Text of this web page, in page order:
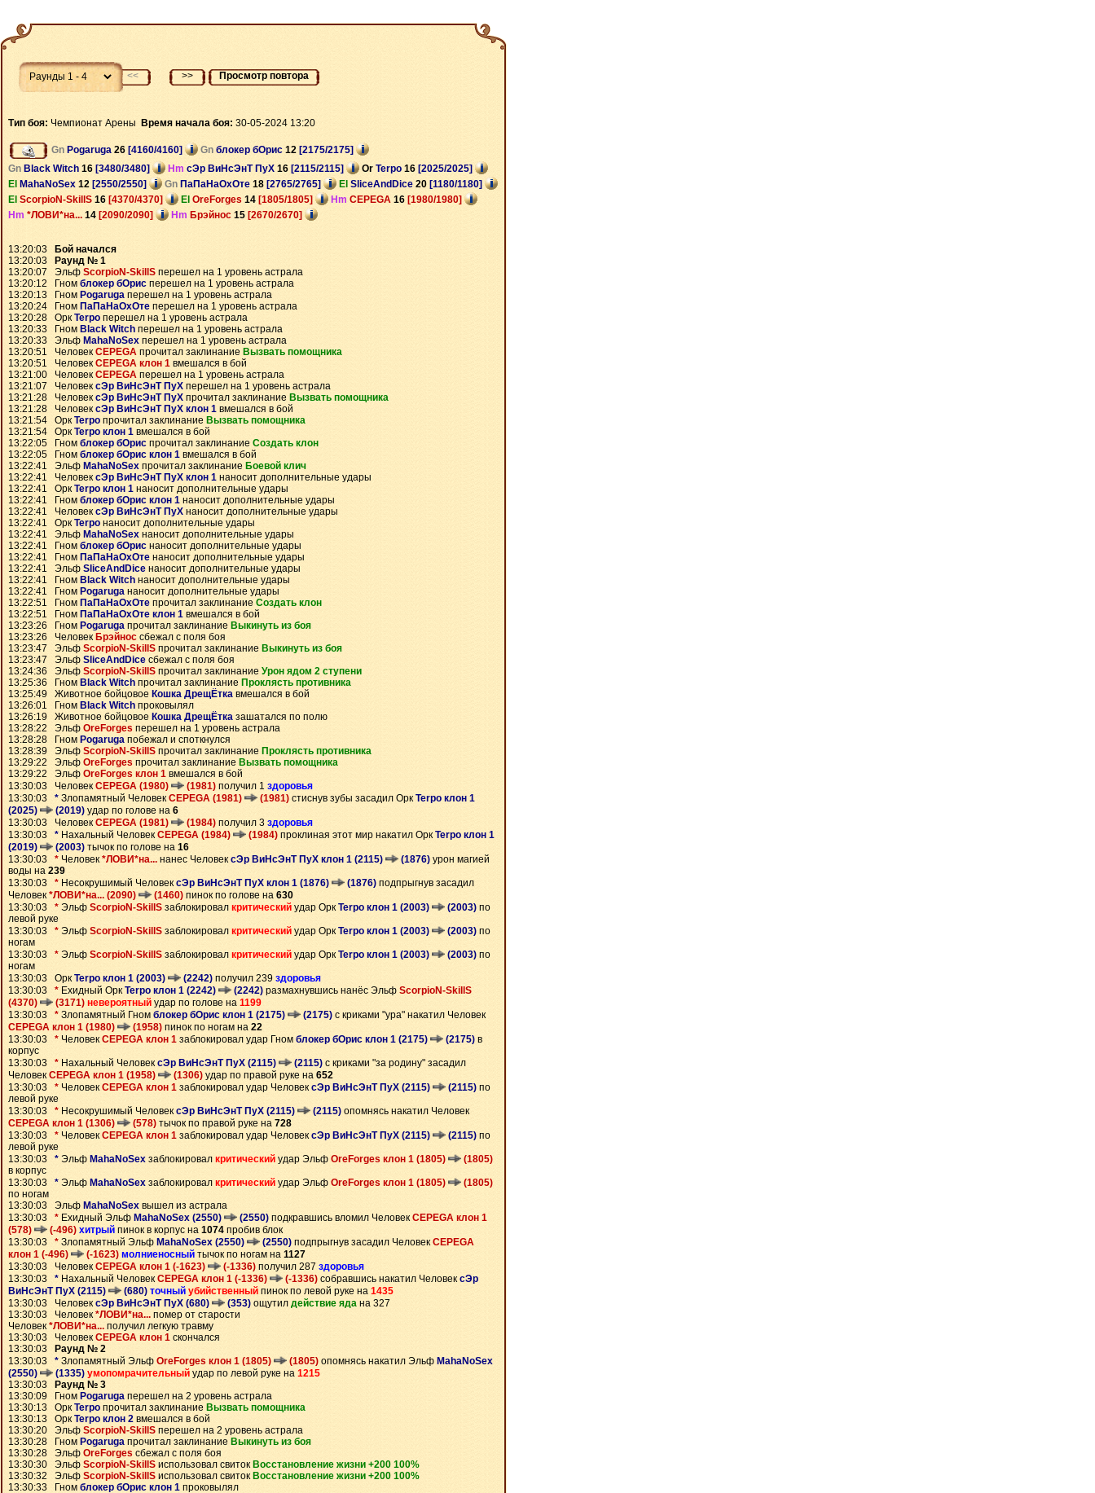
<< >> Просмотр повтора
Тип боя: Чемпионат Арены Время начала боя: 30-05-2024 13:20
Gn Pogaruga 26 [4160/4160] Gn блокер бОрис 12 [2175/2175]
Gn Black Witch 16 [3480/3480] Hm сЭр ВиНсЭнТ ПуХ 16 [2115/2115] Or Terpo 16 [2025/2025]
El MahaNoSex 12 [2550/2550] Gn ПаПаНаОхОте 18 [2765/2765] El SliceAndDice 20 [1180/1180]
El ScorpioN-SkillS 16 [4370/4370] El OreForges 14 [1805/1805] Hm CEPEGA 16 [1980/1980]
Hm *ЛОВИ*на... 14 [2090/2090] Hm Брэйнос 15 [2670/2670]
13:20:03
Бой начался
13:20:03
Раунд № 1
13:20:07 Эльф ScorpioN-SkillS перешел на 1 уровень астрала
13:20:12 Гном блокер бОрис перешел на 1 уровень астрала
13:20:13 Гном Pogaruga перешел на 1 уровень астрала
13:20:24 Гном ПаПаНаОхОте перешел на 1 уровень астрала
13:20:28 ОркTerpo перешел на 1 уровень астрала
13:20:33 Гном Black Witch перешел на 1 уровень астрала
13:20:33 Эльф MahaNoSex перешел на 1 уровень астрала
13:20:51 ЧеловекCEPEGA прочитал заклинание Вызвать помощника
13:20:51 ЧеловекCEPEGA клон 1 вмешался в бой
13:21:00 Человек CEPEGA перешел на 1 уровень астрала
13:21:07 ЧеловексЭр ВиНсЭнТ ПуХ перешел на 1 уровень астрала
13:21:28 ЧеловексЭр ВиНсЭнТ ПуХ прочитал заклинание Вызвать помощника
13:21:28 ЧеловексЭр ВиНсЭнТ ПуХ клон 1 вмешался в бой
13:21:54 ОркTerpo прочитал заклинание Вызвать помощника
13:21:54 ОркTerpo клон 1 вмешался в бой
13:22:05 Гном блокер бОрис прочитал заклинание Создать клон
13:22:05 Гном блокер бОрис клон 1 вмешался в бой
13:22:41 Эльф MahaNoSex прочитал заклинание Боевой клич
13:22:41 ЧеловексЭр ВиНсЭнТ ПуХ клон 1 наносит дополнительные удары
13:22:41 Орк Terpo клон 1 наносит дополнительные удары
13:22:41 Гном блокер бОрис клон 1 наносит дополнительные удары
13:22:41 Человек сЭр ВиНсЭнТ ПуХ наносит дополнительные удары
13:22:41 ОркTerpo наносит дополнительные удары
13:22:41 Эльф MahaNoSex наносит дополнительные удары
13:22:41 Гном блокер бОрис наносит дополнительные удары
13:22:41 Гном ПаПаНаОхОте наносит дополнительные удары
13:22:41 Эльф SliceAndDice наносит дополнительные удары
13:22:41 Гном Black Witch наносит дополнительные удары
13:22:41 Гном Pogaruga наносит дополнительные удары
13:22:51 Гном ПаПаНаОхОте прочитал заклинание Создать клон
13:22:51 Гном ПаПаНаОхОте клон 1 вмешался в бой
13:23:26 Гном Pogaruga прочитал заклинание Выкинуть из боя
13:23:26 Человек Брэйнос сбежал с поля боя
13:23:47 Эльф ScorpioN-SkillS прочитал заклинание Выкинуть из боя
13:23:47 Эльф SliceAndDice сбежал с поля боя
13:24:36 Эльф ScorpioN-SkillS прочитал заклинание Урон ядом 2 ступени
13:25:36 Гном Black Witch прочитал заклинание Проклясть противника
13:25:49 Животное бойцовое Кошка ДрещЁтка вмешался в бой
13:26:01 Гном Black Witch проковылял
13:26:19 Животное бойцовое Кошка ДрещЁтка зашатался по полю
13:28:22 Эльф OreForges перешел на 1 уровень астрала
13:28:28 Гном Pogaruga побежал и споткнулся
13:28:39 Эльф ScorpioN-SkillS прочитал заклинание Проклясть противника
13:29:22 Эльф OreForges прочитал заклинание Вызвать помощника
13:29:22 Эльф OreForges клон 1 вмешался в бой
13:30:03 ЧеловекCEPEGA (1980) (1981) получил 1 здоровья
13:30:03 * Злопамятный ЧеловекCEPEGA (1981) (1981) стиснув зубы засадил Орк Terpo клон 1
(2025)
(2019) удар по голове на 6
13:30:03 ЧеловекCEPEGA (1981) (1984) получил 3 здоровья
13:30:03 * Нахальный ЧеловекCEPEGA (1984) (1984) проклиная этот мир накатил ОркTerpo клон 1
(2019)
(2003) тычок по голове на 16
13:30:03 * Человек*ЛОВИ*на... нанес ЧеловексЭр ВиНсЭнТ ПуХ клон 1 (2115) (1876) урон магией
воды на 239
13:30:03 * Несокрушимый ЧеловексЭр ВиНсЭнТ ПуХ клон 1 (1876) (1876) подпрыгнув засадил
Человек*ЛОВИ*на... (2090) (1460) пинок по голове на 630
13:30:03 * Эльф ScorpioN-SkillS заблокировал критический удар ОркTerpo клон 1 (2003) (2003) по
левой руке
13:30:03 * Эльф ScorpioN-SkillS заблокировал критический удар Орк Terpo клон 1 (2003) (2003) по
ногам
13:30:03 * Эльф ScorpioN-SkillS заблокировал критический удар ОркTerpo клон 1 (2003) (2003) по
ногам
13:30:03 ОркTerpo клон 1 (2003) (2242) получил 239 здоровья
13:30:03 * Ехидный ОркTerpo клон 1 (2242) (2242) размахнувшись нанёс Эльф ScorpioN-SkillS
(4370)
(3171) невероятный удар по голове на 1199
13:30:03 * Злопамятный Гном блокер бОрис клон 1 (2175) (2175) с криками "ура" накатил Человек
CEPEGA клон 1 (1980)
(1958) пинок по ногам на 22
13:30:03 * ЧеловекCEPEGA клон 1 заблокировал удар Гном блокер бОрис клон 1 (2175) (2175) в
корпус
13:30:03 * Нахальный ЧеловексЭр ВиНсЭнТ ПуХ (2115) (2115) с криками "за родину" засадил
Человек CEPEGA клон 1 (1958) (1306) удар по правой руке на 652
13:30:03 * ЧеловекCEPEGA клон 1 заблокировал удар ЧеловексЭр ВиНсЭнТ ПуХ (2115) (2115) по
левой руке
13:30:03 * Несокрушимый ЧеловексЭр ВиНсЭнТ ПуХ (2115) (2115) опомнясь накатил Человек
CEPEGA клон 1 (1306)
(578) тычок по правой руке на 728
13:30:03 * ЧеловекCEPEGA клон 1 заблокировал удар ЧеловексЭр ВиНсЭнТ ПуХ (2115) (2115) по
левой руке
13:30:03 * Эльф MahaNoSex заблокировал критический удар Эльф OreForges клон 1 (1805)
(1805)
в корпус
13:30:03 * Эльф MahaNoSex заблокировал критический удар Эльф OreForges клон 1 (1805)
(1805)
по ногам
13:30:03 Эльф MahaNoSex вышел из астрала
13:30:03 * Ехидный Эльф MahaNoSex (2550) (2550) подкравшись вломил ЧеловекCEPEGA клон 1
(578)
(-496) хитрый пинок в корпус на 1074 пробив блок
13:30:03 * Злопамятный Эльф MahaNoSex (2550) (2550) подпрыгнув засадил ЧеловекCEPEGA
клон 1 (-496)
(-1623) молниеносный тычок по ногам на 1127
13:30:03 Человек CEPEGA клон 1 (-1623) (-1336) получил 287 здоровья
13:30:03 * Нахальный Человек CEPEGA клон 1 (-1336) (-1336) собравшись накатил ЧеловексЭр
ВиНсЭнТ ПуХ (2115)
(680) точный убийственный пинок по левой руке на 1435
13:30:03 ЧеловексЭр ВиНсЭнТ ПуХ (680) (353) ощутил действие яда на 327
13:30:03 Человек*ЛОВИ*на... помер от старости
Человек *ЛОВИ*на... получил легкую травму
13:30:03 ЧеловекCEPEGA клон 1 скончался
13:30:03
Раунд № 2
13:30:03 * Злопамятный Эльф OreForges клон 1 (1805) (1805) опомнясь накатил Эльф MahaNoSex
(2550)
(1335) умопомрачительный удар по левой руке на 1215
13:30:03
Раунд № 3
13:30:09 Гном Pogaruga перешел на 2 уровень астрала
13:30:13 Орк Terpo прочитал заклинание Вызвать помощника
13:30:13 ОркTerpo клон 2 вмешался в бой
13:30:20 Эльф ScorpioN-SkillS перешел на 2 уровень астрала
13:30:28 Гном Pogaruga прочитал заклинание Выкинуть из боя
13:30:28 Эльф OreForges сбежал с поля боя
13:30:30 Эльф ScorpioN-SkillS использовал свиток Восстановление жизни +200 100%
13:30:32 Эльф ScorpioN-SkillS использовал свиток Восстановление жизни +200 100%
13:30:33 Гном блокер бОрис клон 1 проковылял